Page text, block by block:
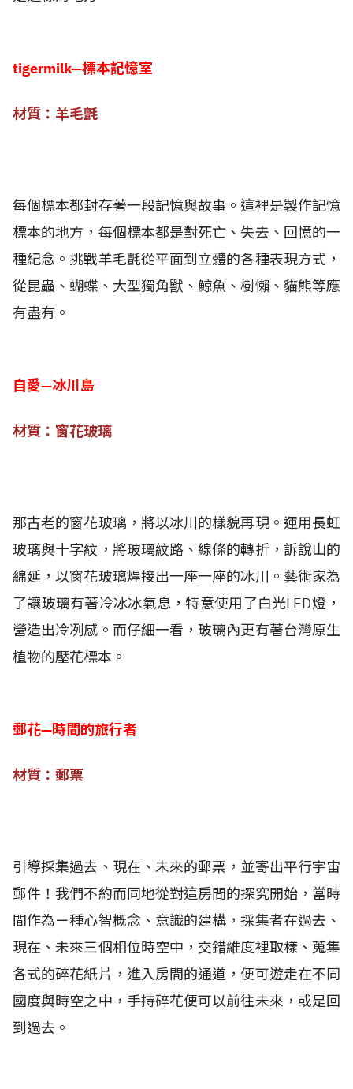
tigermilk—標本記憶室
材質：羊毛氈
每個標本都封存著一段記憶與故事。這裡是製作記憶
標本的地方，每個標本都是對死亡、失去、回憶的一
種紀念。挑戰羊毛氈從平面到立體的各種表現方式，
從昆蟲、蝴蝶、大型獨角獸、鯨魚、樹懶、貓熊等應
有盡有。
自愛—冰川島
材質：窗花玻璃
那古老的窗花玻璃，將以冰川的樣貌再現。運用長虹
玻璃與十字紋，將玻璃紋路、線條的轉折，訴說山的
綿延，以窗花玻璃焊接出一座一座的冰川。藝術家為
了讓玻璃有著冷冰冰氣息，特意使用了白光LED燈，
營造出冷冽感。而仔細一看，玻璃內更有著台灣原生
植物的壓花標本。
郵花—時間的旅行者
材質：郵票
引導採集過去、現在、未來的郵票，並寄出平行宇宙
郵件！我們不約而同地從對這房間的探究開始，當時
間作為ㄧ種心智概念、意識的建構，採集者在過去、
現在、未來三個相位時空中，交錯維度裡取樣、蒐集
各式的碎花紙片，進入房間的通道，便可遊走在不同
國度與時空之中，手持碎花便可以前往未來，或是回
到過去。